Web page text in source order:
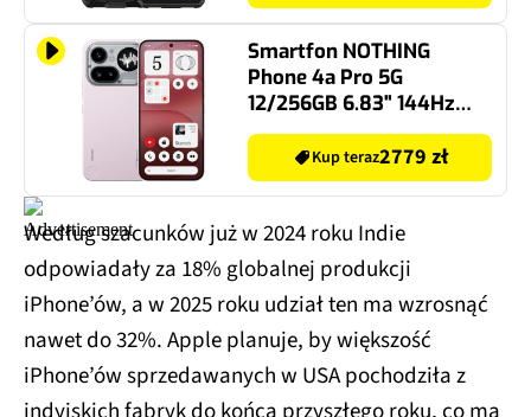
Smartfon NOTHING
Phone 4a Pro 5G
12/256GB 6.83" 144Hz
Różowy
Kup teraz2779 zł
Według szacunków już w 2024 roku Indie
odpowiadały za 18% globalnej produkcji
iPhone’ów, a w 2025 roku udział ten ma wzrosnąć
nawet do 32%. Apple planuje, by większość
iPhone’ów sprzedawanych w USA pochodziła z